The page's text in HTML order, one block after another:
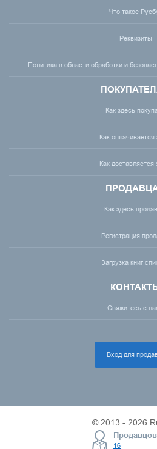
Что такое
Реквизиты
Политика в области обработки и
Как здесь
Как оплачивается
Как доставляется
Как здесь
Регистрация
Загрузка книг
Свяжитесь с
Вход для
© 2013 - 2026
Продавцов
16